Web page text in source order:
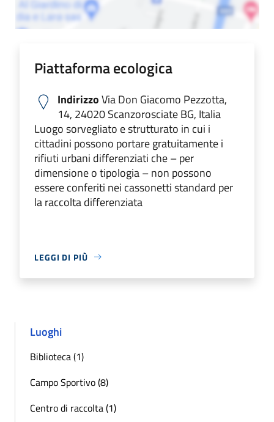
Piattaforma ecologica
IndirizzoVia Don Giacomo Pezzotta,
14, 24020 Scanzorosciate BG, Italia
Luogo sorvegliato e strutturato in cui i
cittadini possono portare gratuitamente i
rifiuti urbani differenziati che – per
dimensione o tipologia – non possono
essere conferiti nei cassonetti standard per
la raccolta differenziata
LEGGI DI PIÙ
Luoghi
Biblioteca (1)
Campo Sportivo (8)
Centro di raccolta (1)